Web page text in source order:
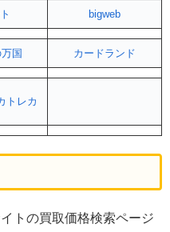
bigweb
国 カードランド
トレカ
トの買取価格検索ページ